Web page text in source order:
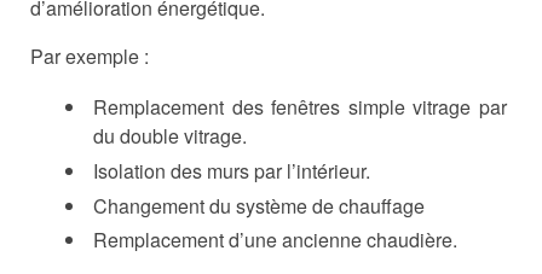
d’amélioration énergétique.
Par exemple :
Remplacement des fenêtres simple vitrage par
du double vitrage.
Isolation des murs par l’intérieur.
Changement du système de chauffage
Remplacement d’une ancienne chaudière.